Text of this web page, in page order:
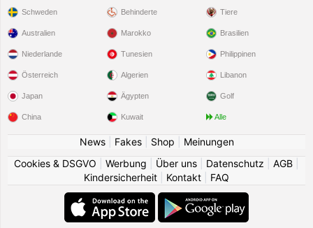
Schweden Behinderte Tiere
Australien
Niederlande
Österreich
Japan
China
Marokko
Tunesien
Algerien
Ägypten
Kuwait
Brasilien
Philippinen
Libanon
Golf
Alle
News| Fakes| Shop
Meinungen
Cookies & DSGVO
Werbung Über uns Datenschutz AGB
Kindersicherheit
Kontakt FAQ